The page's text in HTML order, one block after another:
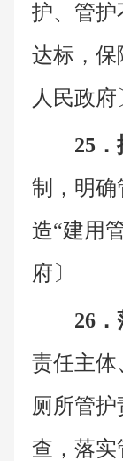
护、管护
达标，保
人民政府
25
制，明确
造“建用
府〕
26．
责任主体
厕所管
查，落实